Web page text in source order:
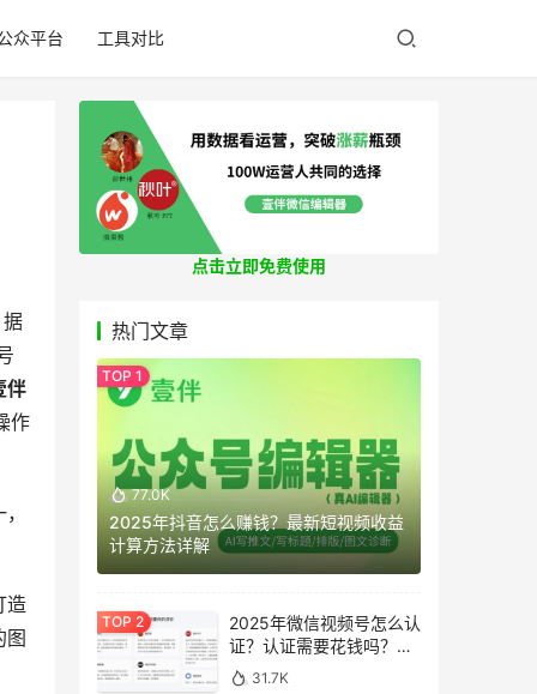
众平台 工具对比
伴
作
造
图
点击立即免费使用
热门文章
77.0K
2025年抖音怎么赚钱？最新短视频收益
计算方法详解
2025年微信视频号怎么认
证？认证需要花钱吗？最
新完整指南
31.7K